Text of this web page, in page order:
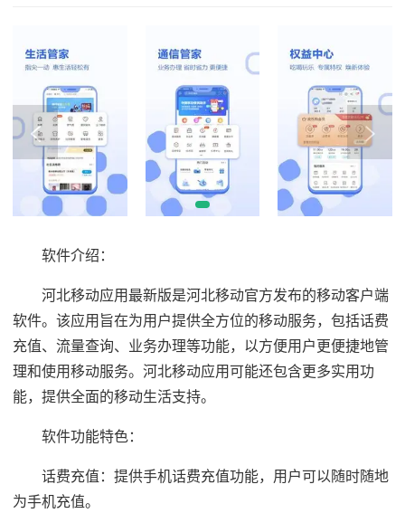
软件介绍：
河北移动应用最新版是河北移动官方发布的移动客户端
软件。该应用旨在为用户提供全方位的移动服务，包括话费
充值、流量查询、业务办理等功能，以方便用户更便捷地管
理和使用移动服务。河北移动应用可能还包含更多实用功
能，提供全面的移动生活支持。
软件功能特色：
话费充值：提供手机话费充值功能，用户可以随时随地
为手机充值。